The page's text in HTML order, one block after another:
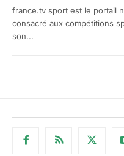
france.tv sport est le portail
consacré aux compétitions
son...